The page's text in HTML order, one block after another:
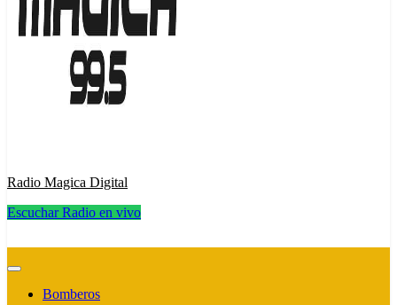
Radio Magica Digital
Escuchar Radio en vivo
Bomberos